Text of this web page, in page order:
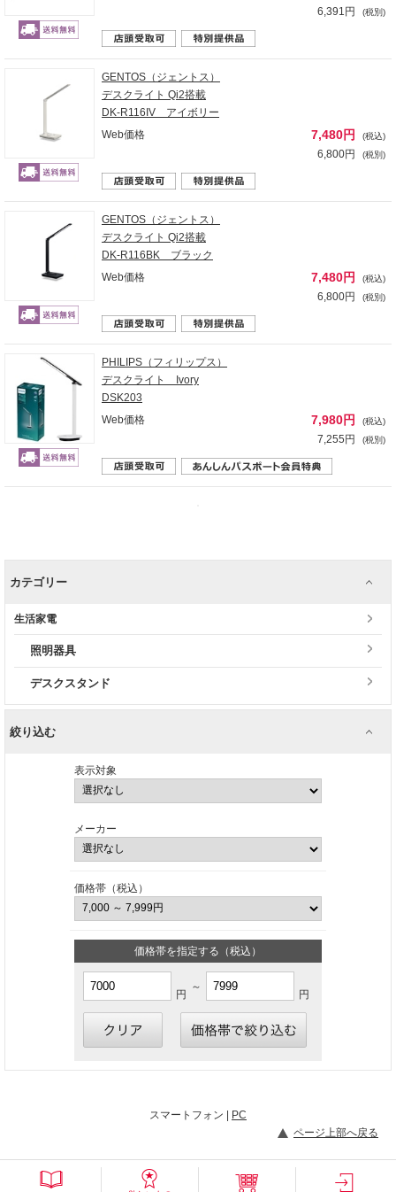
6,391円 (税別)
GENTOS（ジェントス）
デスクライト Qi2搭載
DK-R116IV アイボリー
Web価格
7,480円 (税込)
6,800円 (税別)
GENTOS（ジェントス）
デスクライト Qi2搭載
DK-R116BK ブラック
Web価格
7,480円 (税込)
6,800円 (税別)
PHILIPS（フィリップス）
デスクライト Ivory
DSK203
Web価格
7,980円 (税込)
7,255円 (税別)
カテゴリー
生活家電
照明器具
デスクスタンド
絞り込む
表示対象
メーカー
価格帯（税込）
価格帯を指定する（税込）
円
～
円
スマートフォン | PC
ページ上部へ戻る